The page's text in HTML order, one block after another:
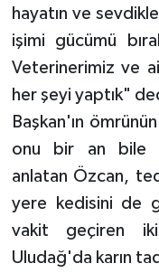
hayatın ve
işimi gücümü
Veterinerimiz ve
her şeyi yaptık"
Başkan'ın
onu bir an bile
anlatan Özcan,
yere kedisini de
vakit geçiren
Uludağ'da karın